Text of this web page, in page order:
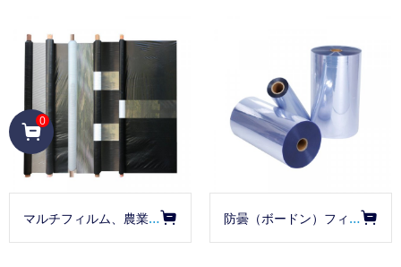
0
マルチフィルム、農業用 防曇（ボードン）フィルム